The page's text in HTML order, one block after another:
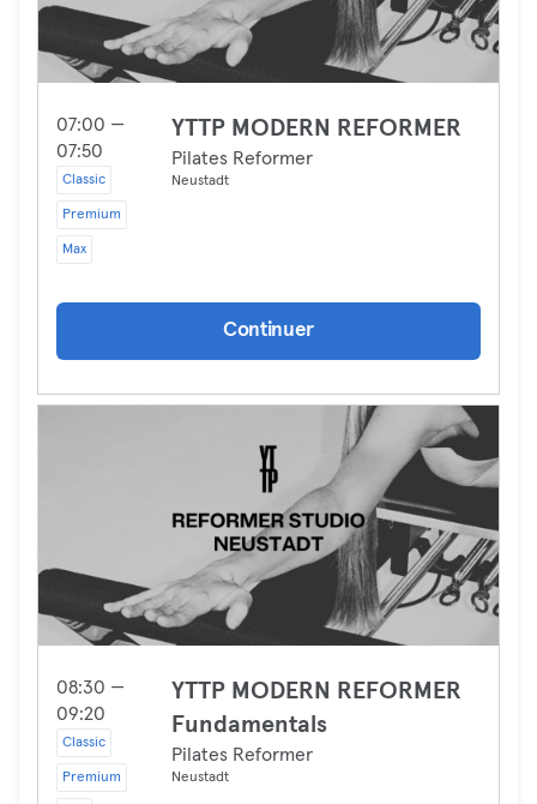
07:00 —
07:50
Classic
Premium
Max
YTTP MODERN REFORMER
Pilates Reformer
Neustadt
Continuer
08:30 —
09:20
Classic
Premium
YTTP MODERN REFORMER
Fundamentals
Pilates Reformer
Neustadt